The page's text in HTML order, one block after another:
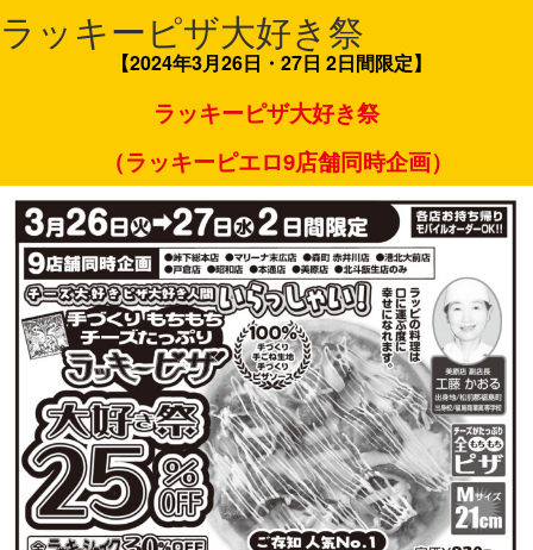
ラッキーピザ大好き祭
【2024年3月26日・27日 2日間限定】
ラッキーピザ大好き祭
（ラッキーピエロ9店舗同時企画）